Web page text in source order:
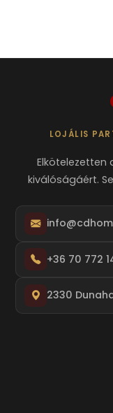
LOJÁLIS
Elkötelezetten
kiválóságáért.
+36 70 772
2330